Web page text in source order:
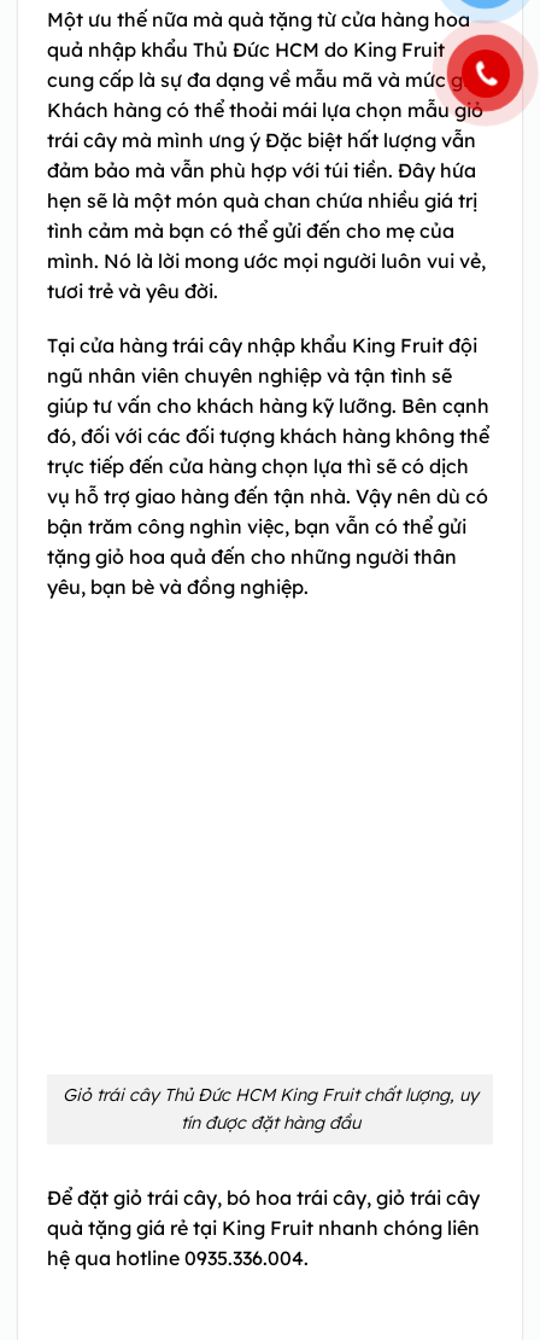
Một ưu thế nữa mà quà tặng từ cửa hàng hoa
quả nhập khẩu Thủ Đức HCM do King Fruit
cung cấp là sự đa dạng về mẫu mã và mức giá.
Khách hàng có thể thoải mái lựa chọn mẫu giỏ
trái cây mà mình ưng ý Đặc biệt hất lượng vẫn
đảm bảo mà vẫn phù hợp với túi tiền. Đây hứa
hẹn sẽ là một món quà chan chứa nhiều giá trị
tình cảm mà bạn có thể gửi đến cho mẹ của
mình. Nó là lời mong ước mọi người luôn vui vẻ,
tươi trẻ và yêu đời.
Tại cửa hàng trái cây nhập khẩu King Fruit đội
ngũ nhân viên chuyên nghiệp và tận tình sẽ
giúp tư vấn cho khách hàng kỹ lưỡng. Bên cạnh
đó, đối với các đối tượng khách hàng không thể
trực tiếp đến cửa hàng chọn lựa thì sẽ có dịch
vụ hỗ trợ giao hàng đến tận nhà. Vậy nên dù có
bận trăm công nghìn việc, bạn vẫn có thể gửi
tặng giỏ hoa quả đến cho những người thân
yêu, bạn bè và đồng nghiệp.
Giỏ trái cây Thủ Đức HCM King Fruit chất lượng, uy
tín được đặt hàng đầu
Để đặt giỏ trái cây, bó hoa trái cây, giỏ trái cây
quà tặng giá rẻ tại King Fruit nhanh chóng liên
hệ qua hotline 0935.336.004.